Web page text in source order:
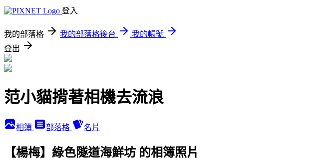
登入
我的部落格 我的部落格後台
我的帳號
登出
范小貓揹著相機去流浪
相簿 部落格 名片
【楊梅】綠色隧道海鮮坊 的相簿照片